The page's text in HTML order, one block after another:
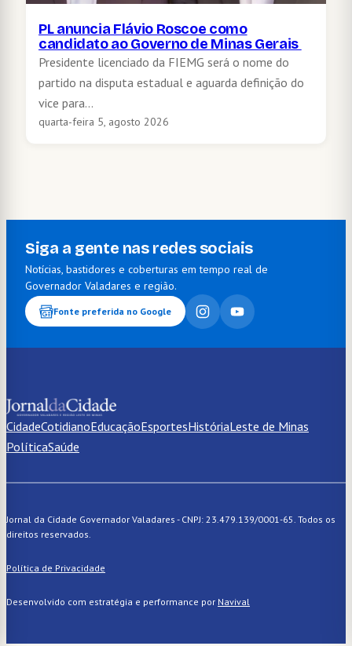
PL anuncia Flávio Roscoe como
candidato ao Governo de Minas Gerais
Presidente licenciado da FIEMG será o nome do
partido na disputa estadual e aguarda definição do
vice para…
quarta-feira 5, agosto 2026
Siga a gente nas redes sociais
Notícias, bastidores e coberturas em tempo real de
Governador Valadares e região.
Fonte preferida no Google
CidadeCotidianoEducaçãoEsportesHistóriaLeste de Minas
PolíticaSaúde
Jornal da Cidade Governador Valadares - CNPJ: 23.479.139/0001-65. Todos os
direitos reservados.
Política de Privacidade
Desenvolvido com estratégia e performance por Navival